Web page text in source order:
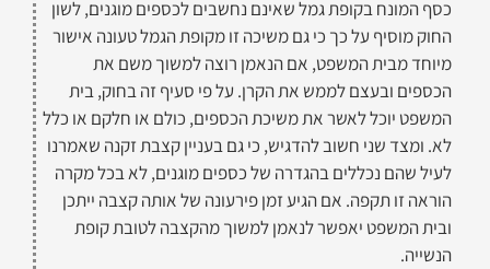
כסף המונח בקופת גמל שאינם נחשבים לכספים מוגנים, לשון
החוק מוסיף על כך כי גם משיכה זו מקופת הגמל טעונה אישור
מיוחד מבית המשפט, אם הנאמן רוצה למשוך משם את
הכספים ובעצם לממש את הקרן. על פי סעיף זה בחוק, בית
המשפט יוכל לאשר את משיכת הכספים, כולם או חלקם או כלל
לא. ומצד שני חשוב להדגיש, כי גם בעניין קצבת זקנה שאמרנו
לעיל שהם נכללים בהגדרה של כספים מוגנים, לא בכל מקרה
הוראה זו תקפה. אם הגיע זמן פירעונה של אותה קצבה ייתכן
ובית המשפט יאפשר לנאמן למשוך מהקצבה לטובת קופת
הנשייה.